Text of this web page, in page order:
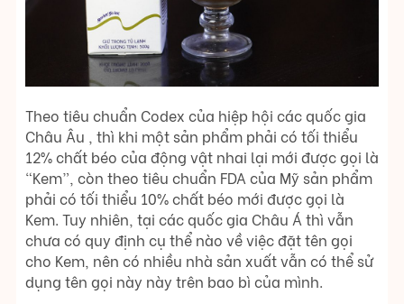
Theo tiêu chuẩn Codex của hiệp hội các quốc gia
Châu Âu , thì khi một sản phẩm phải có tối thiểu
12% chất béo của động vật nhai lại mới được gọi là
“Kem”, còn theo tiêu chuẩn FDA của Mỹ sản phẩm
phải có tối thiểu 10% chất béo mới được gọi là
Kem. Tuy nhiên, tại các quốc gia Châu Á thì vẫn
chưa có quy định cụ thể nào về việc đặt tên gọi
cho Kem, nên có nhiều nhà sản xuất vẫn có thể sử
dụng tên gọi này này trên bao bì của mình.